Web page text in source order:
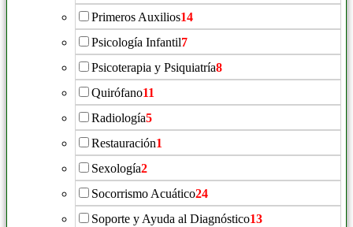
Primeros Auxilios14
Psicología Infantil7
Psicoterapia y Psiquiatría8
Quirófano11
Radiología5
Restauración1
Sexología2
Socorrismo Acuático24
Soporte y Ayuda al Diagnóstico13